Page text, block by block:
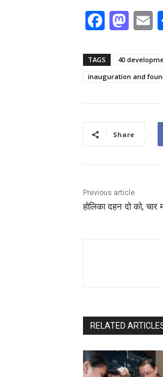
F
c
e
o
M
st
o
n
l
TAGS 40
inauguration and
Share
Previous article
होलिका दहन दो को, चार
RELATED